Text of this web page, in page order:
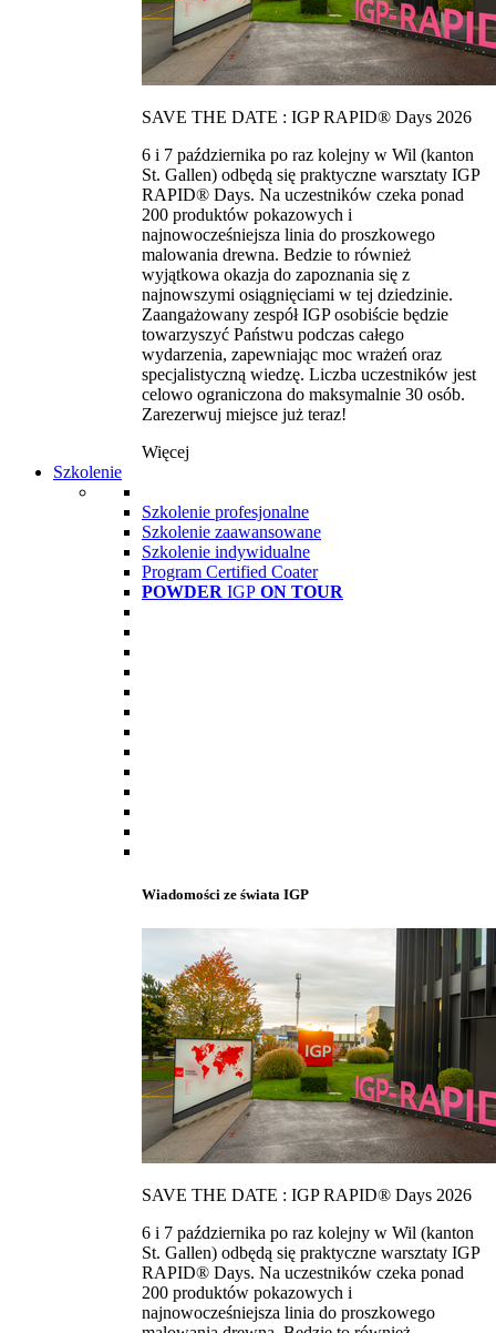
SAVE THE DATE : IGP RAPID® Days 2026
6 i 7 października po raz kolejny w Wil (kanton
St. Gallen) odbędą się praktyczne warsztaty IGP
RAPID® Days. Na uczestników czeka ponad
200 produktów pokazowych i
najnowocześniejsza linia do proszkowego
malowania drewna. Bedzie to również
wyjątkowa okazja do zapoznania się z
najnowszymi osiągnięciami w tej dziedzinie.
Zaangażowany zespół IGP osobiście będzie
towarzyszyć Państwu podczas całego
wydarzenia, zapewniając moc wrażeń oraz
specjalistyczną wiedzę. Liczba uczestników jest
celowo ograniczona do maksymalnie 30 osób.
Zarezerwuj miejsce już teraz!
Więcej
Szkolenie
Szkolenie profesjonalne
Szkolenie zaawansowane
Szkolenie indywidualne
Program Certified Coater
POWDER IGP ON TOUR
Wiadomości ze świata IGP
SAVE THE DATE : IGP RAPID® Days 2026
6 i 7 października po raz kolejny w Wil (kanton
St. Gallen) odbędą się praktyczne warsztaty IGP
RAPID® Days. Na uczestników czeka ponad
200 produktów pokazowych i
najnowocześniejsza linia do proszkowego